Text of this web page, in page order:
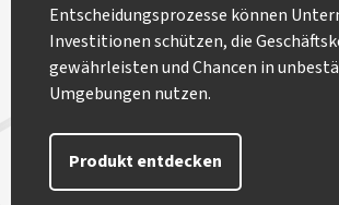
Entscheidungsprozesse können
Investitionen schützen, die
gewährleisten und Chancen in
Umgebungen nutzen.
Produkt entdecken